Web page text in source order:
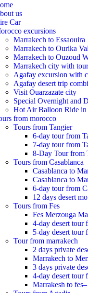
us
Car
excursions
Marrakech to Essaouira
Marrakech to Ourika
Marrakech to Ouzoud
Marrakech city with
Agafay excursion with
Agafay desert trip
Visit Ouarzazate city
Special Overnight and
Hot Air Balloon Ride in
from morocco
Tours from Tangier
6-day tour from
7-day tour from
8-Day Tour from
Tours from Casablanca
Casablanca to
Casablanca to
6-day tour from
12 days desert
Tours from Fes
Fes Merzouga
4-day desert tour
5-day desert tour
Tour from marrakech
2 days private
Marrakech to
3 days private
4-day desert tour
Marrakesh to